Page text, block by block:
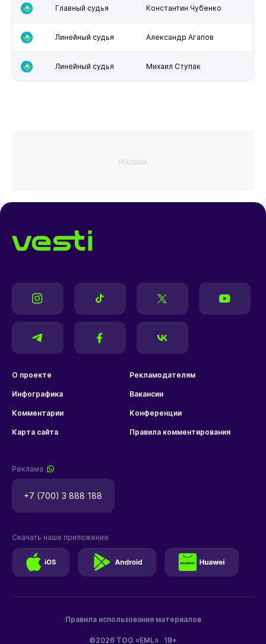
Главный судья Константин Чубенко
Линейный судья Александр Агапов
Линейный судья Михаил Ступак
РЕКЛАМА
О проекте Рекламодателям
Инфографика Вакансии
Комментарии Конференции
Карта сайта Правила комментирования
Реклама
+7 (700) 3 888 188
©2026 ТОО «EML» 18+
Правила использования материалов
Скачать наше приложение